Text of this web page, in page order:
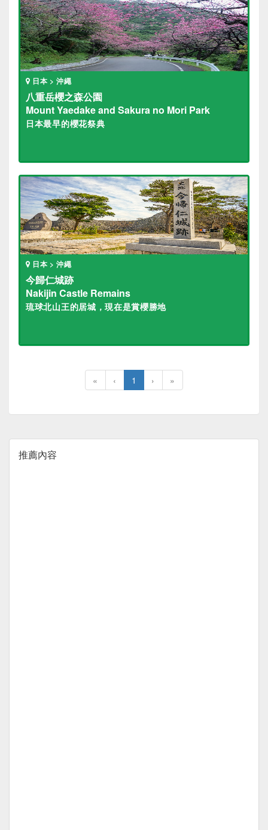
日本 > 沖繩
八重岳櫻之森公園
Mount Yaedake and Sakura no Mori Park
日本最早的櫻花祭典
日本 > 沖繩
今歸仁城跡
Nakijin Castle Remains
琉球北山王的居城，現在是賞櫻勝地
« ‹ 1 › »
推薦內容